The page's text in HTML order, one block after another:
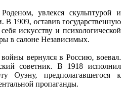
увлекся скульптурой и
В 1909, оставив государственную
искусству и психологической
в салоне Независимых.
вернулся в Россию, воевал.
советник. В 1918 исполнил
Оуэну, предполагавшегося к
пропаганды.